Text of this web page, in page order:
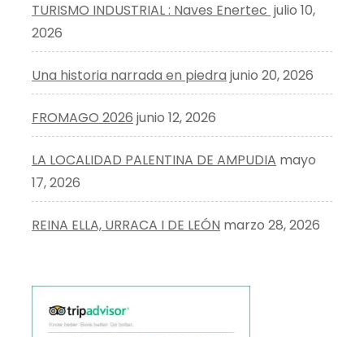
TURISMO INDUSTRIAL : Naves Enertec julio 10,
2026
Una historia narrada en piedra junio 20, 2026
FROMAGO 2026 junio 12, 2026
LA LOCALIDAD PALENTINA DE AMPUDIA mayo
17, 2026
REINA ELLA, URRACA I DE LEÓN marzo 28, 2026